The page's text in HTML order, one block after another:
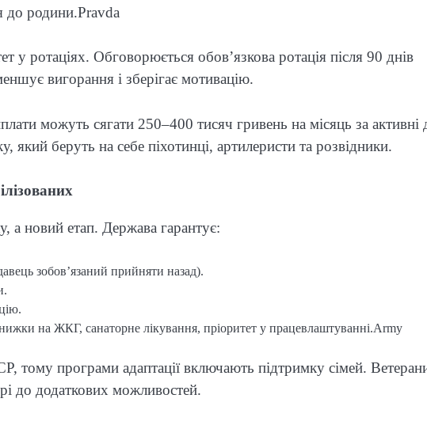
до родини.⁠Pravda
у ротаціях. Обговорюється обов’язкова ротація після 90 днів
вигорання і зберігає мотивацію.
можуть сягати 250–400 тисяч гривень на місяць за активні
беруть на себе піхотинці, артилеристи та розвідники.
новий етап. Держава гарантує:
зобов’язаний прийняти назад).
на ЖКГ, санаторне лікування, пріоритет у працевлаштуванні.⁠Army
тому програми адаптації включають підтримку сімей.
до додаткових можливостей.